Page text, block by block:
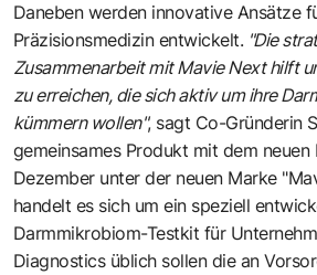
Daneben werden innovative Ansätze
Präzisionsmedizin entwickelt. "Die
Zusammenarbeit mit Mavie Next hilft
zu erreichen, die sich aktiv um ihre
kümmern wollen", sagt Co-Gründerin
gemeinsames Produkt mit dem neuen
Dezember unter der neuen Marke
handelt es sich um ein speziell
Darmmikrobiom-Testkit für
Diagnostics üblich sollen die an